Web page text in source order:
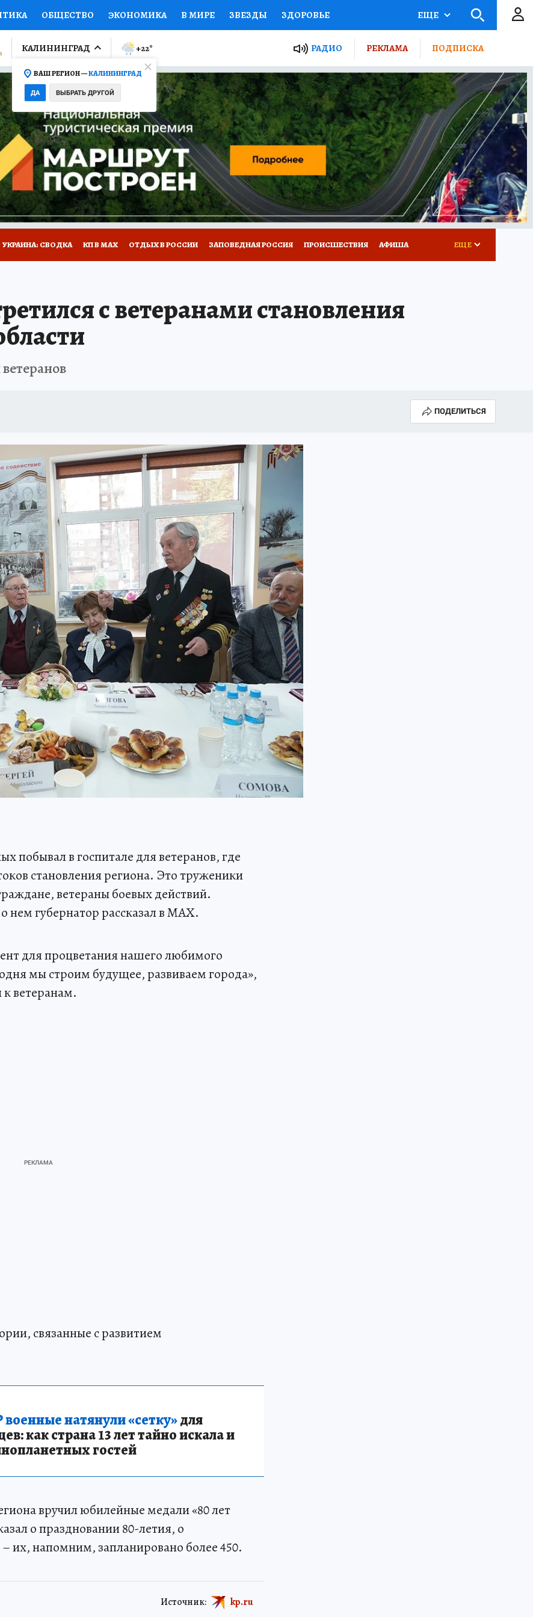
ОБЩЕСТВО ЭКОНОМИКА В МИРЕ ЗВЕЗДЫ ЗДОРОВЬЕ
ПРОИСШЕСТВИЯ НАЦИОНАЛЬНЫЕ ПРОЕКТЫ РОССИИ
ОТКРЫВАЕМ МИР Я ЗНАЮ СЕМЬЯ ЖЕНСКИЕ СЕКРЕТЫ ПУТЕВОДИТЕЛЬ
ПРОМОКОДЫ СЕРИАЛЫ СПЕЦПРОЕКТЫ ДЕФИЦИТ ЖЕЛЕЗА ТУРИЗМ
КОЛЛЕКЦИИ КОНКУРСЫ РАБОТА У НАС ГИД ПОТРЕБИТЕЛЯ ВСЕ О КП
САЙТЕ
ЕЩЕ
КАЛИНИНГРАД
ВАШ РЕГИОН —КАЛИНИНГРАД
ДА ВЫБРАТЬ ДРУГОЙ
+22° РАДИО РЕКЛАМА ПОДПИСКА
УКРАИНА: СВОДКА КП В МАХ ОТДЫХ В РОССИИ ЗАПОВЕДНАЯ РОССИЯ ПРОИСШЕСТВИЯ АФИША ЕЩЕ
с ветеранами становления
ПОДЕЛИТЬСЯ
побывал в госпитале для ветеранов, где
становления региона. Это труженики
ветераны боевых действий.
губернатор рассказал в МАХ.
для процветания нашего любимого
мы строим будущее, развиваем города»,
ветеранам.
связанные с развитием
натянули «сетку»для
как страна 13 лет тайно искала и
гостей
вручил юбилейные медали «80 лет
о праздновании 80-летия, о
их, напомним, запланировано более 450.
Источник: kp.ru